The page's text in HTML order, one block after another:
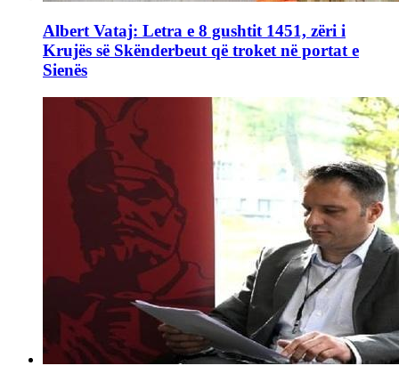
Albert Vataj: Letra e 8 gushtit 1451, zëri i
Krujës së Skënderbeut që troket në portat e
Sienës